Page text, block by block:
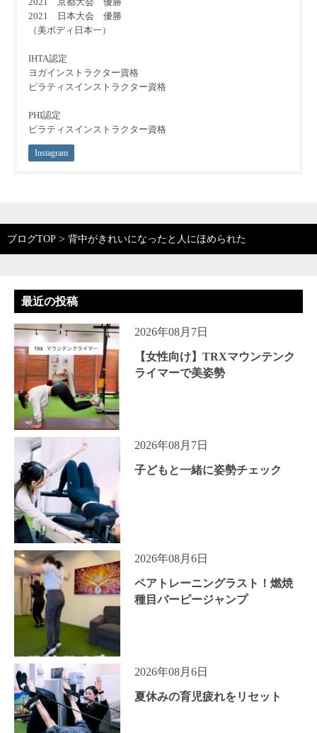
2021 日本大会 優勝
（美ボディ日本一）
IHTA認定
ヨガインストラクター資格
ピラティスインストラクター資格
PHI認定
ピラティスインストラクター資格
Instagram
ブログTOP > 背中がきれいになったと人にほめられた
最近の投稿
2026年08月7日
【女性向け】TRXマウンテンク
ライマーで美姿勢
2026年08月7日
子どもと一緒に姿勢チェック
2026年08月6日
ペアトレーニングラスト！燃焼
種目バーピージャンプ
2026年08月6日
夏休みの育児疲れをリセット